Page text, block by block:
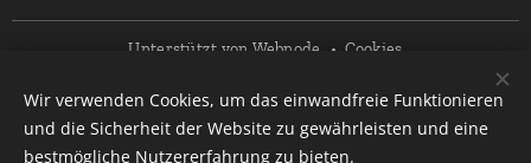
Unterstützt von Webnode Cookies
Languages
Deutsch
English
Wir verwenden Cookies, um das einwandfreie Funktionieren
und die Sicherheit der Website zu gewährleisten und eine
bestmögliche Nutzererfahrung zu bieten.